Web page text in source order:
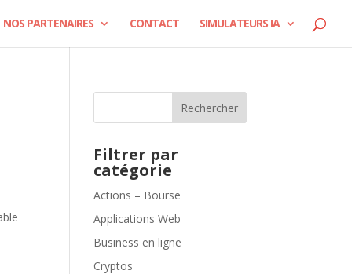
NOS PARTENAIRES CONTACT SIMULATEURS IA
Rechercher
Filtrer par
catégorie
Actions – Bourse
Applications Web
Business en ligne
Cryptos